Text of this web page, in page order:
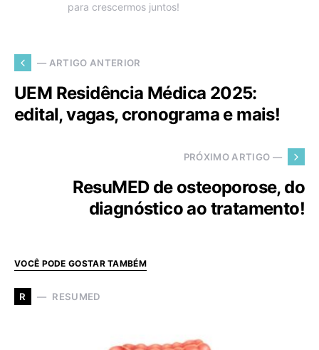
para crescermos juntos!
— ARTIGO ANTERIOR
UEM Residência Médica 2025:
edital, vagas, cronograma e mais!
PRÓXIMO ARTIGO —
ResuMED de osteoporose, do
diagnóstico ao tratamento!
VOCÊ PODE GOSTAR TAMBÉM
R RESUMED